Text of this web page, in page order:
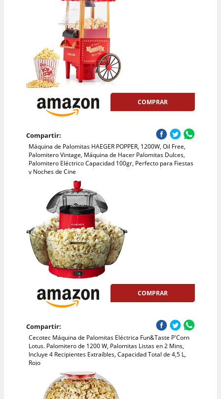
COMPRAR
Compartir:
Máquina de Palomitas HAEGER POPPER, 1200W, Oil Free,
Palomitero Vintage, Máquina de Hacer Palomitas Dulces,
Palomitero Eléctrico Capacidad 100gr, Perfecto para Fiestas
y Noches de Cine
COMPRAR
Compartir:
Cecotec Máquina de Palomitas Eléctrica Fun&Taste P'Corn
Lotus. Palomitero de 1200 W, Palomitas Listas en 2 Mins,
Incluye 4 Recipientes Extraíbles, Capacidad Total de 4,5 L,
Rojo